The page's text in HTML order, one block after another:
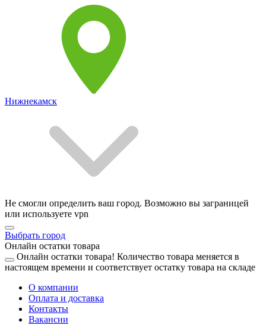
Нижнекамск
Не смогли определить ваш город. Возможно вы заграницей
или используете vpn
Выбрать город
Онлайн остатки товара
Онлайн остатки товара! Количество товара меняется в
настоящем времени и соответствует остатку товара на складе
О компании
Оплата и доставка
Контакты
Вакансии